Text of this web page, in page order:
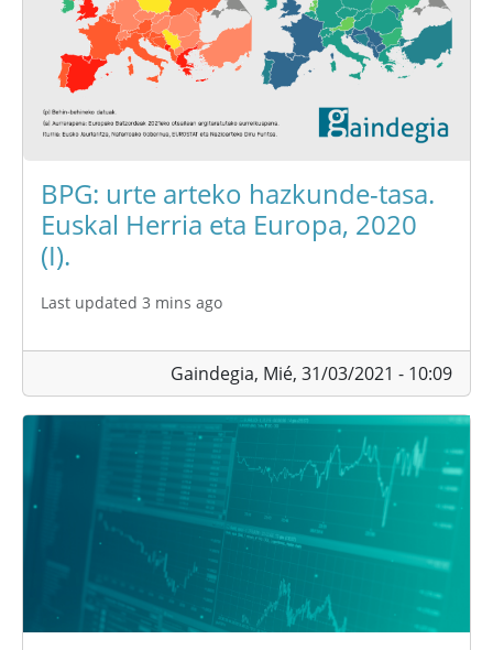
BPG: urte arteko hazkunde-tasa.
Euskal Herria eta Europa, 2020
(I).
Last updated 3 mins ago
Gaindegia, Mié, 31/03/2021 - 10:09